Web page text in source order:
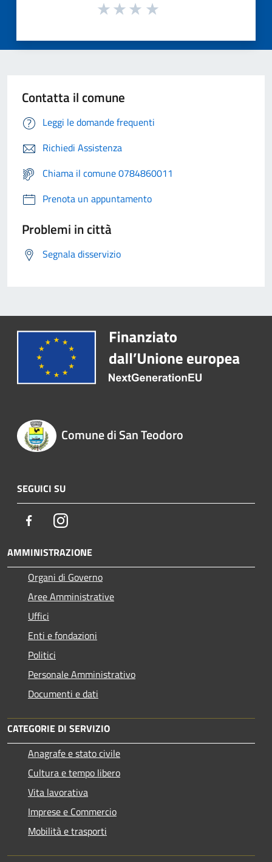
Contatta il comune
Leggi le domande frequenti
Richiedi Assistenza
Chiama il comune 0784860011
Prenota un appuntamento
Problemi in città
Segnala disservizio
Comune di San Teodoro
SEGUICI SU
FacebookInstagram
AMMINISTRAZIONE
Organi di Governo
Aree Amministrative
Uffici
Enti e fondazioni
Politici
Personale Amministrativo
Documenti e dati
CATEGORIE DI SERVIZIO
Anagrafe e stato civile
Cultura e tempo libero
Vita lavorativa
Imprese e Commercio
Mobilità e trasporti